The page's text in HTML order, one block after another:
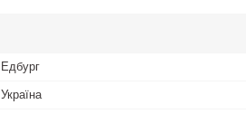
Едбург
Україна